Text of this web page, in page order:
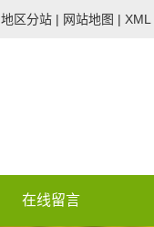
地区分站 | 网站地图 | XML
在线留言